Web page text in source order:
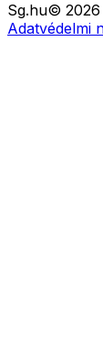
Sg.hu© 2026
Adatvédelmi